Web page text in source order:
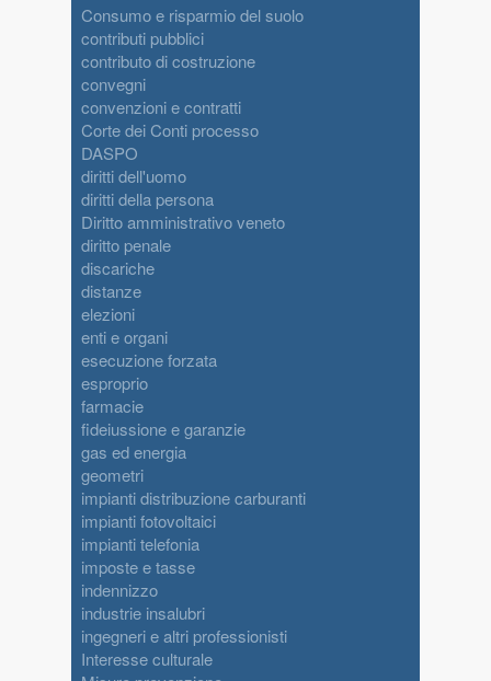
Consumo e risparmio del suolo
contributi pubblici
contributo di costruzione
convegni
convenzioni e contratti
Corte dei Conti processo
DASPO
diritti dell'uomo
diritti della persona
Diritto amministrativo veneto
diritto penale
discariche
distanze
elezioni
enti e organi
esecuzione forzata
esproprio
farmacie
fideiussione e garanzie
gas ed energia
geometri
impianti distribuzione carburanti
impianti fotovoltaici
impianti telefonia
imposte e tasse
indennizzo
industrie insalubri
ingegneri e altri professionisti
Interesse culturale